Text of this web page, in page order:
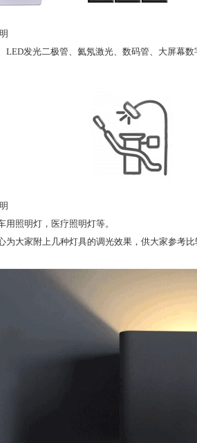
发光二极管、氦氖激光、数码管、大屏幕数
照明灯，医疗照明灯等。
大家附上几种灯具的调光效果，供大家参考比